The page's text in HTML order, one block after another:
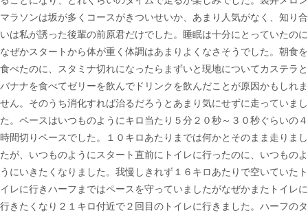
マラソンは坂が多くコースがきついせいか、あまり人気がなく、知り合
いは私が誘った後輩の前原君だけでした。睡眠は十分にとっていたのに
なぜかスタートから体が重く体調はあまりよくなさそうでした。朝食を
食べたのに、スタミナ切れになったらまずいと現地についてカステラと
バナナを食べてゼリーを飲んでドリンクを飲んだことが原因かもしれま
せん。そのうち消化すれば治るだろうとあまり気にせずに走っていまし
た。ペースはいつものようにキロ当たり５分２０秒～３０秒ぐらいの４
時間切りペースでした。１０キロあたりまでは何かとそのまま走りまし
たが、いつものようにスタート直前にトイレに行ったのに、いつものよ
うにいきたくなりました。我慢しきれず１６キロあたりで空いていたト
イレに行きハーフまではペースを守っていましたがなぜかまたトイレに
行きたくなり２１キロ付近で２回目のトイレに行きました。ハーフのタ